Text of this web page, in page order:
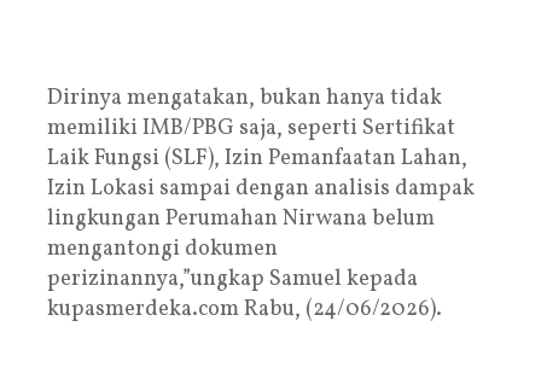
Dirinya mengatakan, bukan hanya tidak
memiliki IMB/PBG saja, seperti Sertifikat
Laik Fungsi (SLF), Izin Pemanfaatan Lahan,
Izin Lokasi sampai dengan analisis dampak
lingkungan Perumahan Nirwana belum
mengantongi dokumen
perizinannya,”ungkap Samuel kepada
kupasmerdeka.com Rabu, (24/06/2026).